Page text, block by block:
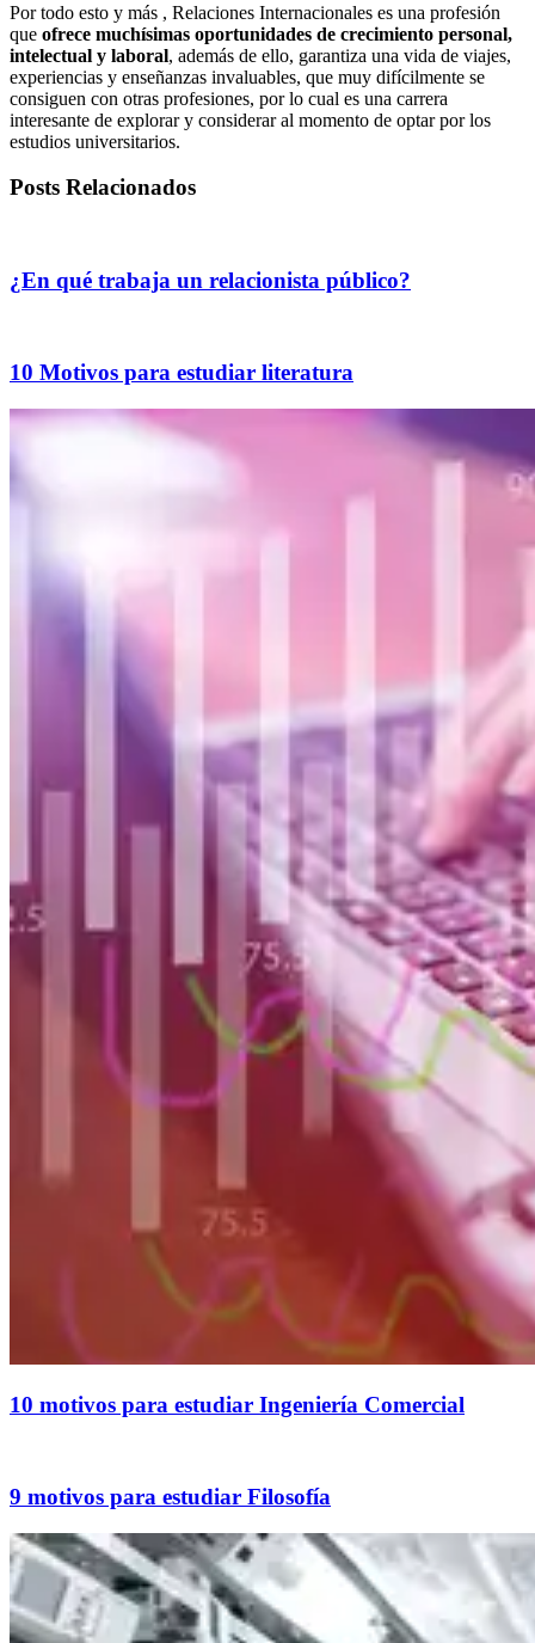
Por todo esto y más , Relaciones Internacionales es una profesión
que ofrece muchísimas oportunidades de crecimiento personal,
intelectual y laboral, además de ello, garantiza una vida de viajes,
experiencias y enseñanzas invaluables, que muy difícilmente se
consiguen con otras profesiones, por lo cual es una carrera
interesante de explorar y considerar al momento de optar por los
estudios universitarios.
Posts Relacionados
¿En qué trabaja un relacionista público?
10 Motivos para estudiar literatura
10 motivos para estudiar Ingeniería Comercial
9 motivos para estudiar Filosofía